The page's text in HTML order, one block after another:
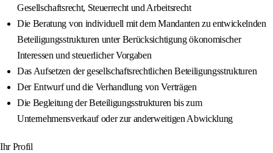
Gesellschaftsrecht, Steuerrecht und Arbeitsrecht
Die Beratung von individuell mit dem Mandanten zu entwickelnden
Beteiligungsstrukturen unter Berücksichtigung ökonomischer
Interessen und steuerlicher Vorgaben
Das Aufsetzen der gesellschaftsrechtlichen Beteiligungsstrukturen
Der Entwurf und die Verhandlung von Verträgen
Die Begleitung der Beteiligungsstrukturen bis zum
Unternehmensverkauf oder zur anderweitigen Abwicklung
Ihr Profil